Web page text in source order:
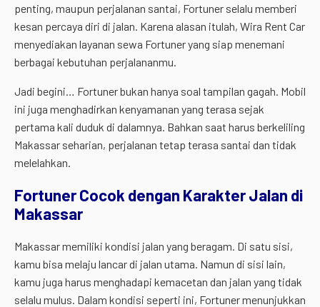
penting, maupun perjalanan santai, Fortuner selalu memberi
kesan percaya diri di jalan. Karena alasan itulah, Wira Rent Car
menyediakan layanan sewa Fortuner yang siap menemani
berbagai kebutuhan perjalananmu.
Jadi begini… Fortuner bukan hanya soal tampilan gagah. Mobil
ini juga menghadirkan kenyamanan yang terasa sejak
pertama kali duduk di dalamnya. Bahkan saat harus berkeliling
Makassar seharian, perjalanan tetap terasa santai dan tidak
melelahkan.
Fortuner Cocok dengan Karakter Jalan di
Makassar
Makassar memiliki kondisi jalan yang beragam. Di satu sisi,
kamu bisa melaju lancar di jalan utama. Namun di sisi lain,
kamu juga harus menghadapi kemacetan dan jalan yang tidak
selalu mulus. Dalam kondisi seperti ini, Fortuner menunjukkan